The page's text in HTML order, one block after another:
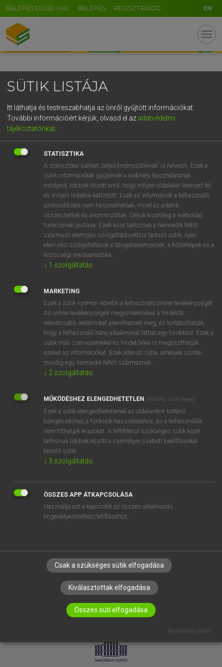
BELÉPÉS EDUID-VAL BELÉPÉS REGISZTRÁCIÓ EN
menu
OOOOPS!
SZOTAR.NET APPLIKÁCIÓ
MICROSOFT OFFICE BŐVÍTMÉNY
BEÉPÜLŐ SZÓTÁRMODUL
ONLINE NYELVVIZSGA
EGYÉNI FELHASZNÁLÓKNAK
TANULÓKNAK
OKTATÁSI INTÉZMÉNYEKNEK
VÁLLALATI MEGOLDÁSOK
RÓLUNK
ELÉRHETŐSÉG
SÜTI BEÁLLÍTÁSOK
LICENCSZERZŐDÉS ADATVÉDELEM
SÜTIK LISTÁJA
Itt láthatja és testreszabhatja az önről gyűjtött információkat.
További információért kérjük, olvasd el az adatvédelmi
tájékoztatónkat
STATISZTIKA
A statisztikai sütiket „teljesítménysütiknek” is nevezik. Ezek a
sütik információkat gyűjtenek a webhely használatának
módjáról, többek között arról, hogy milyen oldalakat keresett fel
és milyen linkekre kattintott. Ezek az információk a felhasználó
azonosítására nem használhatóak, mivel az adatok
összesítettek és anonimizáltak. Céljuk kizárólag a weboldal
funkcióinak javítása. Ezek közé tartoznak a harmadik féltől
származó elemzési szolgáltatásokhoz tartozó sütik; ilyen
elemzési szolgáltatások a látogatóelemzések, a hőtérképek és a
közösségi médiaanalitika.
↓ 1 szolgáltatás
MARKETING
Ezek a sütik nyomon követik a felhasználó online tevékenységét.
Az online tevékenységek megismerésével a hirdetők
relevánsabb reklámokat jeleníthetnek meg, és korlátozhatják,
hogy a felhasználó hány alkalommal láthat egy hirdetést. Ezek a
sütik más szervezetekkel és hirdetőkkel is megoszthatják
ezeket az információkat. Ezek állandó sütik, amelyek szinte
mindig egy harmadik féltől származnak.
↓ 2 szolgáltatás
MŰKÖDÉSHEZ ELENGEDHETETLEN (mindig szükséges)
Ezek a sütik elengedhetetlenek az oldalunkon történő
böngészéshez,a funkciók használatához, és a felhasználók
nem tilthatják le azokat. A feltétlenül szükséges sütik közé
tartoznak többek között a személyre szabott beállításokat
kezelő sütik.
↓ 3 szolgáltatás
ÖSSZES APP ÁTKAPCSOLÁSA
Használja ezt a kapcsolót az összes alkalmazás
engedélyezéséhez/letiltásához.
Csak a szükséges sütik elfogadása
Kiválasztottak elfogadása
Összes süti elfogadása
Powered by Klaro!
GR
5
g h k l
v b n m , . - AltGr